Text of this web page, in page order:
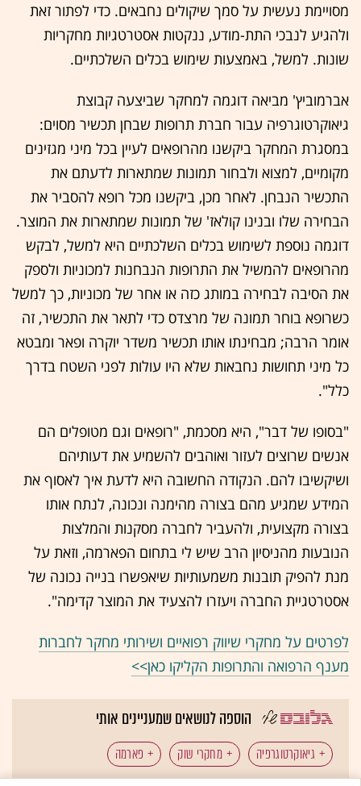
מסויימת נעשית על סמך שיקולים נחבאים. כדי לפתור זאת
ולהגיע לנבכי התת-מודע, ננקטות אסטרטגיות מחקריות
שונות. למשל, באמצעות שימוש בכלים השלכתיים.
אברמוביץ' מביאה דוגמה למחקר שביצעה קבוצת
גיאוקרטוגרפיה עבור חברת תרופות שבחן תכשיר מסוים:
במסגרת המחקר ביקשנו מהרופאים לעיין בכל מיני מגזינים
מקומיים, למצוא ולבחור תמונות שמתארות לדעתם את
התכשיר הנבחן. לאחר מכן, ביקשנו מכל רופא להסביר את
הבחירה שלו ובנינו קולאז' של תמונות שמתארות את המוצר.
דוגמה נוספת לשימוש בכלים השלכתיים היא למשל, לבקש
מהרופאים להמשיל את התרופות הנבחנות למכוניות ולספק
את הסיבה לבחירה במותג כזה או אחר של מכוניות, כך למשל
כשרופא בוחר תמונה של מרצדס כדי לתאר את התכשיר, זה
אומר הרבה; מבחינתו אותו תכשיר משדר יוקרה ופאר ומבטא
כל מיני תחושות נחבאות שלא היו עולות לפני השטח בדרך
כלל".
"בסופו של דבר", היא מסכמת, "רופאים וגם מטופלים הם
אנשים שרוצים לעזור ואוהבים להשמיע את דעותיהם
ושיקשיבו להם. הנקודה החשובה היא לדעת איך לאסוף את
המידע שמגיע מהם בצורה מהימנה ונכונה, לנתח אותו
בצורה מקצועית, ולהעביר לחברה מסקנות והמלצות
הנובעות מהניסיון הרב שיש לי בתחום הפארמה, וזאת על
מנת להפיק תובנות משמעותיות שיאפשרו בנייה נכונה של
אסטרטגיית החברה ויעזרו להצעיד את המוצר קדימה".
לפרטים על מחקרי שיווק רפואיים ושירותי מחקר לחברות
מענף הרפואה והתרופות הקליקו כאן>>
הוספה לנושאים שמעניינים אותי
גיאוקרטוגרפיה מחקרי שוק
פארמה